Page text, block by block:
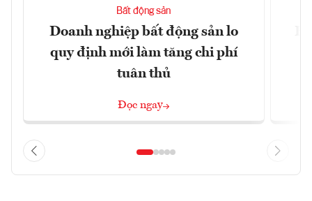
Bất động sản
Doanh nghiệp bất động sản lo
quy định mới làm tăng chi phí
tuân thủ
Đọc ngay